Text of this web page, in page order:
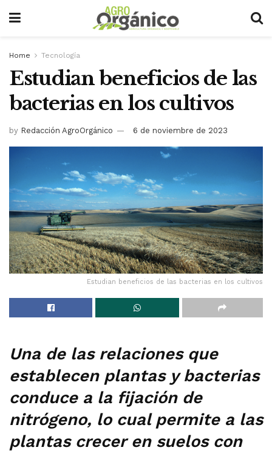
Home Tecnología
Estudian beneficios de las
bacterias en los cultivos
by Redacción AgroOrgánico 6 de noviembre de 2023
Estudian beneficios de las bacterias en los cultivos
Una de las relaciones que
establecen plantas y bacterias
conduce a la fijación de
nitrógeno, lo cual permite a las
plantas crecer en suelos con